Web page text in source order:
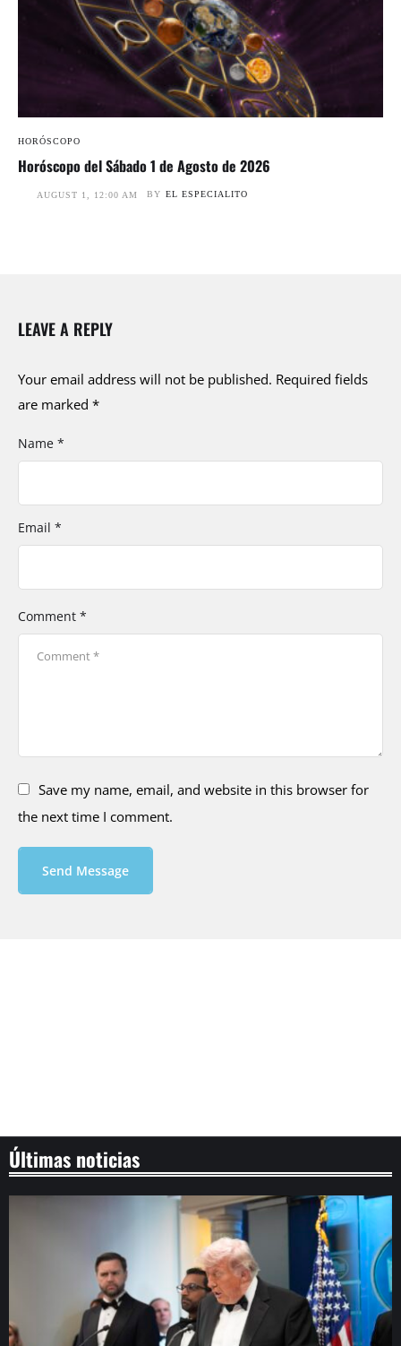
HORÓSCOPO
Horóscopo del Sábado 1 de Agosto de 2026
AUGUST 1, 12:00 AM BY EL ESPECIALITO
LEAVE A REPLY
Your email address will not be published. Required fields
are marked *
Comment *
Name *
Email *
Save my name, email, and website in this browser for
the next time I comment.
Send Message
Últimas noticias